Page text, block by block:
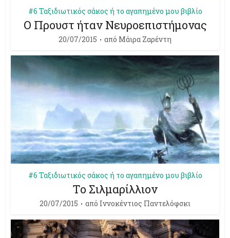
#6 Ταξιδιωτικός σάκος ή το αγαπημένο μου βιβλίο
Ο Προυστ ήταν Νευροεπιστήμονας
20/07/2015 από Μάιρα Ζαρέντη
#6 Ταξιδιωτικός σάκος ή το αγαπημένο μου βιβλίο
Το Σιλμαρίλλιον
20/07/2015 από Ιννοκέντιος Παντελόφσκι